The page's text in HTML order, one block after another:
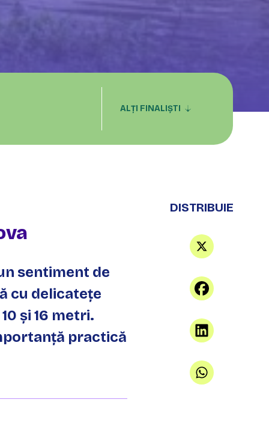
ALȚI FINALIȘTI
sentiment de
cu delicatețe
și 16 metri.
practică
DISTRIBUIE